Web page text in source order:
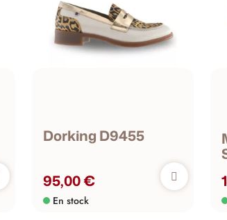
Dorking D9455
95,00 €
En stock